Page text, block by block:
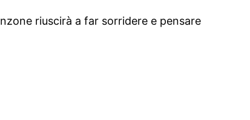
riuscirà a far sorridere e pensare